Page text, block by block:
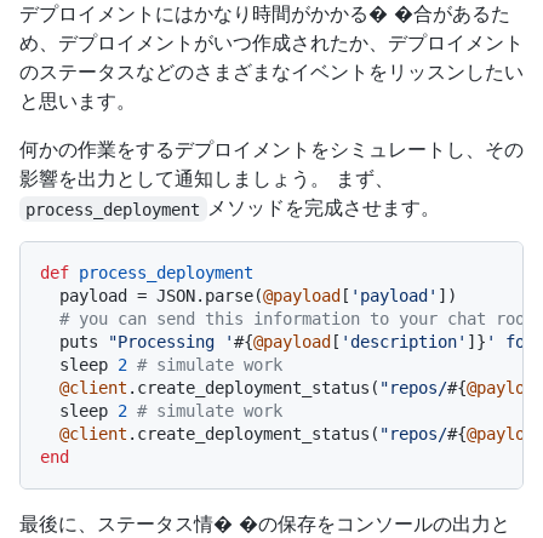
デプロイメントにはかなり時間がかかる� �合があるた
め、デプロイメントがいつ作成されたか、デプロイメント
のステータスなどのさまざまなイベントをリッスンしたい
と思います。
何かの作業をするデプロイメントをシミュレートし、その
影響を出力として通知しましょう。 まず、
process_deployment メソッドを完成させます。
def process_deployment
  payload = JSON.parse(
@payload [ 'payload' ])
# you can send this information to your chat
  puts
"Processing '#{@payload [ 'description' ]} ' for
  sleep
2 # simulate work
@client .create_deployment_status( "repos/#{@payload
  sleep
2 # simulate work
@client .create_deployment_status( "repos/#{@payload
end
最後に、ステータス情� �の保存をコンソールの出力と